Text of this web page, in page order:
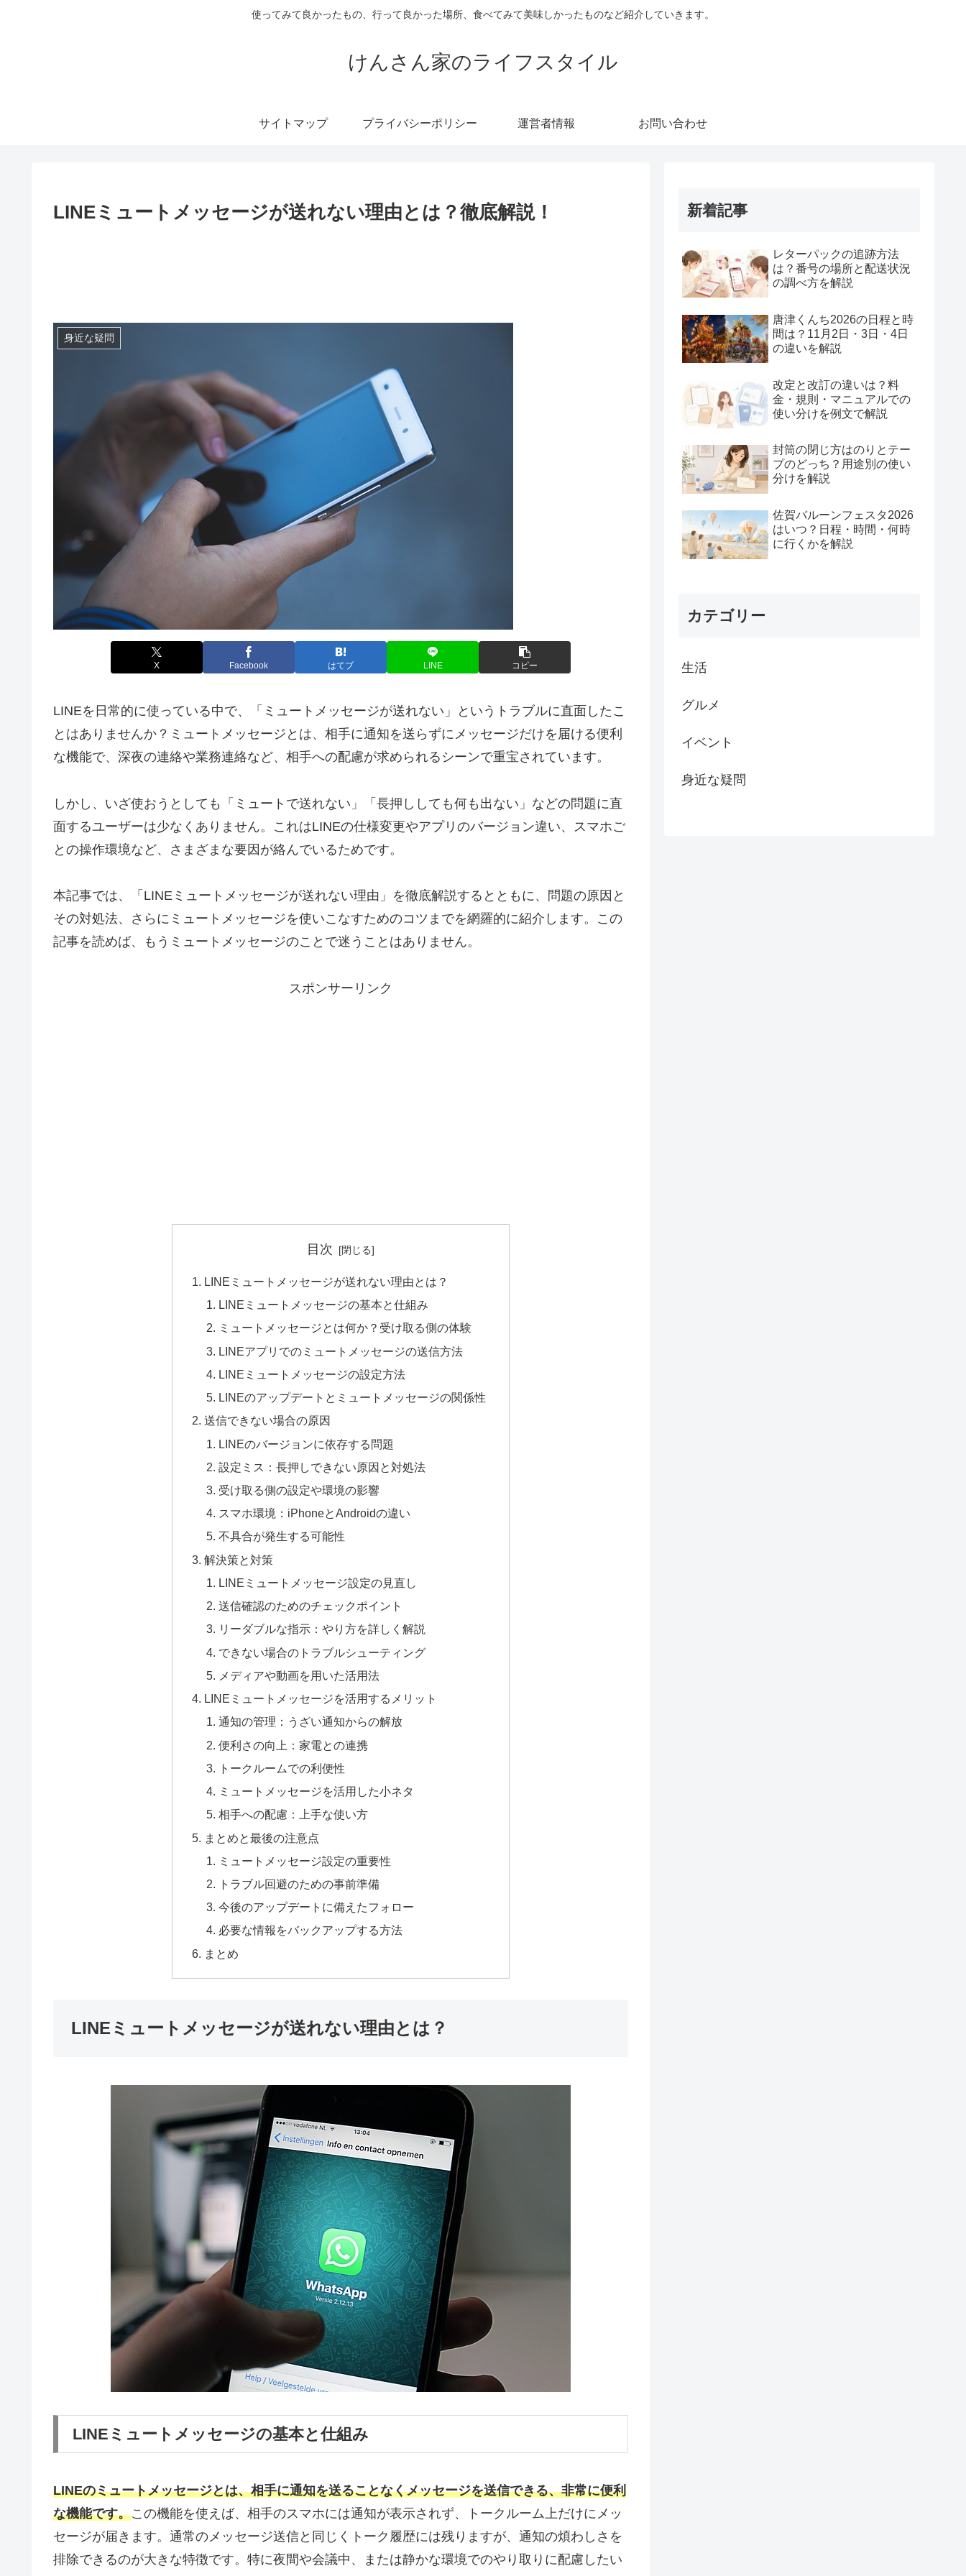
使ってみて良かったもの、行って良かった場所、食べてみて美味しかったものなど紹介していきます。
けんさん家のライフスタイル
サイトマップ プライバシーポリシー 運営者情報 お問い合わせ
LINEミュートメッセージが送れない理由とは？徹底解説！
身近な疑問
X Facebook はてブ LINE コピー
LINEを日常的に使っている中で、「ミュートメッセージが送れない」というトラブルに直面したこ
とはありませんか？ミュートメッセージとは、相手に通知を送らずにメッセージだけを届ける便利
な機能で、深夜の連絡や業務連絡など、相手への配慮が求められるシーンで重宝されています。
しかし、いざ使おうとしても「ミュートで送れない」「長押ししても何も出ない」などの問題に直
面するユーザーは少なくありません。これはLINEの仕様変更やアプリのバージョン違い、スマホご
との操作環境など、さまざまな要因が絡んでいるためです。
本記事では、「LINEミュートメッセージが送れない理由」を徹底解説するとともに、問題の原因と
その対処法、さらにミュートメッセージを使いこなすためのコツまでを網羅的に紹介します。この
記事を読めば、もうミュートメッセージのことで迷うことはありません。
スポンサーリンク
目次
LINEミュートメッセージが送れない理由とは？
LINEミュートメッセージの基本と仕組み
ミュートメッセージとは何か？受け取る側の体験
LINEアプリでのミュートメッセージの送信方法
LINEミュートメッセージの設定方法
LINEのアップデートとミュートメッセージの関係性
送信できない場合の原因
LINEのバージョンに依存する問題
設定ミス：長押しできない原因と対処法
受け取る側の設定や環境の影響
スマホ環境：iPhoneとAndroidの違い
不具合が発生する可能性
解決策と対策
LINEミュートメッセージ設定の見直し
送信確認のためのチェックポイント
リーダブルな指示：やり方を詳しく解説
できない場合のトラブルシューティング
メディアや動画を用いた活用法
LINEミュートメッセージを活用するメリット
通知の管理：うざい通知からの解放
便利さの向上：家電との連携
トークルームでの利便性
ミュートメッセージを活用した小ネタ
相手への配慮：上手な使い方
まとめと最後の注意点
ミュートメッセージ設定の重要性
トラブル回避のための事前準備
今後のアップデートに備えたフォロー
必要な情報をバックアップする方法
まとめ
LINEミュートメッセージが送れない理由とは？
LINEミュートメッセージの基本と仕組み
LINEのミュートメッセージとは、相手に通知を送ることなくメッセージを送信できる、非常に便利
な機能です。この機能を使えば、相手のスマホには通知が表示されず、トークルーム上だけにメッ
セージが届きます。通常のメッセージ送信と同じくトーク履歴には残りますが、通知の煩わしさを
排除できるのが大きな特徴です。特に夜間や会議中、または静かな環境でのやり取りに配慮したい
新着記事
レターパックの追跡方法
は？番号の場所と配送状況
の調べ方を解説
唐津くんち2026の日程と時
間は？11月2日・3日・4日
の違いを解説
改定と改訂の違いは？料
金・規則・マニュアルでの
使い分けを例文で解説
封筒の閉じ方はのりとテー
プのどっち？用途別の使い
分けを解説
佐賀バルーンフェスタ2026
はいつ？日程・時間・何時
に行くかを解説
カテゴリー
生活
グルメ
イベント
身近な疑問